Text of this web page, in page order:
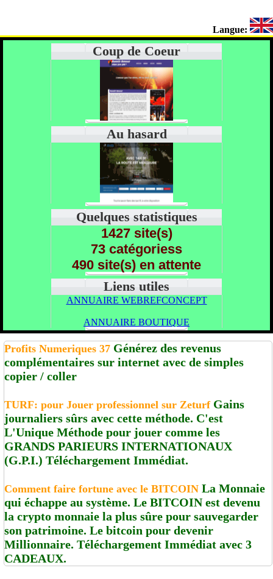
Langue:
Coup de Coeur
Au hasard
Quelques statistiques
1427 site(s)
73 catégoriess
490 site(s) en attente
Liens utiles
ANNUAIRE WEBREFCONCEPT
ANNUAIRE BOUTIQUE
Profits Numeriques 37 Générez des revenus
complémentaires sur internet avec de simples
copier / coller
TURF: pour Jouer professionnel sur ZeturfGains
journaliers sûrs avec cette méthode. C'est
L'Unique Méthode pour jouer comme les
GRANDS PARIEURS INTERNATIONAUX
(G.P.I.) Téléchargement Immédiat.
Comment faire fortune avec le BITCOIN La Monnaie
qui échappe au système. Le BITCOIN est devenu
la crypto monnaie la plus sûre pour sauvegarder
son patrimoine. Le bitcoin pour devenir
Millionnaire. Téléchargement Immédiat avec 3
CADEAUX.